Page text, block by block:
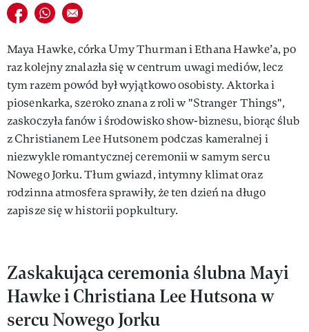
Udostępnij na facebook
Udostępnij na whatsapp
E-mail do przyjaciela
Maya Hawke, córka Umy Thurman i Ethana Hawke’a, po
raz kolejny znalazła się w centrum uwagi mediów, lecz
tym razem powód był wyjątkowo osobisty. Aktorka i
piosenkarka, szeroko znana z roli w "Stranger Things",
zaskoczyła fanów i środowisko show-biznesu, biorąc ślub
z Christianem Lee Hutsonem podczas kameralnej i
niezwykle romantycznej ceremonii w samym sercu
Nowego Jorku. Tłum gwiazd, intymny klimat oraz
rodzinna atmosfera sprawiły, że ten dzień na długo
zapisze się w historii popkultury.
Zaskakująca ceremonia ślubna Mayi
Hawke i Christiana Lee Hutsona w
sercu Nowego Jorku